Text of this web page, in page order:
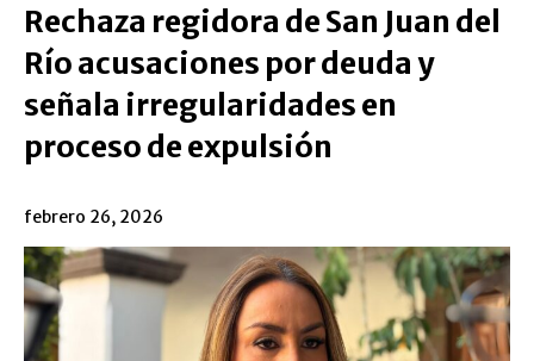
Rechaza regidora de San Juan del
Río acusaciones por deuda y
señala irregularidades en
proceso de expulsión
febrero 26, 2026